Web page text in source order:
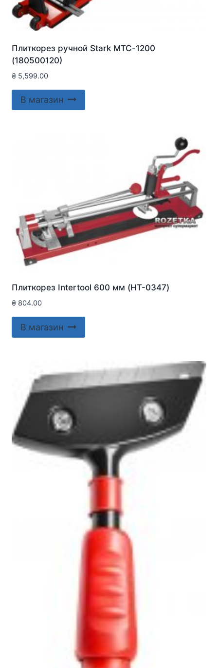
Плиткорез ручной Stark MTC-1200
(180500120)
₴ 5,599.00
В магазин
Плиткорез Intertool 600 мм (HT-0347)
₴ 804.00
В магазин